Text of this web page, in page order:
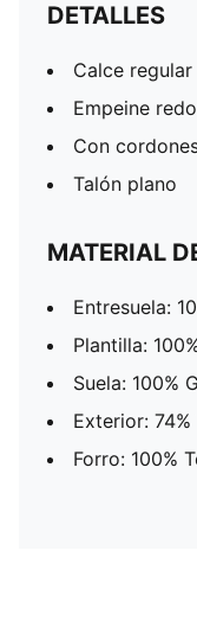
DETALLES
Calce regular
Empeine
Con
Talón plano
MATERIAL
Entresuela:
Plantilla:
Suela: 100%
Exterior:
Forro: 100%